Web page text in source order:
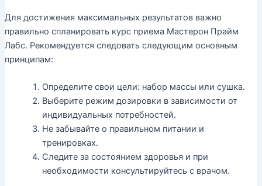
Для достижения максимальных результатов важно
правильно спланировать курс приема Мастерон Прайм
Лабс. Рекомендуется следовать следующим основным
принципам:
Определите свои цели: набор массы или сушка.
Выберите режим дозировки в зависимости от
индивидуальных потребностей.
Не забывайте о правильном питании и
тренировках.
Следите за состоянием здоровья и при
необходимости консультируйтесь с врачом.